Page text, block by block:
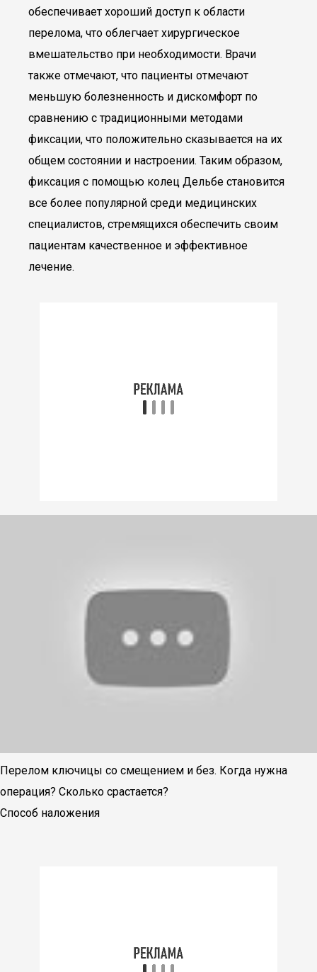
обеспечивает хороший доступ к области
перелома, что облегчает хирургическое
вмешательство при необходимости. Врачи
также отмечают, что пациенты отмечают
меньшую болезненность и дискомфорт по
сравнению с традиционными методами
фиксации, что положительно сказывается на их
общем состоянии и настроении. Таким образом,
фиксация с помощью колец Дельбе становится
все более популярной среди медицинских
специалистов, стремящихся обеспечить своим
пациентам качественное и эффективное
лечение.
Перелом ключицы со смещением и без. Когда нужна
операция? Сколько срастается?
Способ наложения